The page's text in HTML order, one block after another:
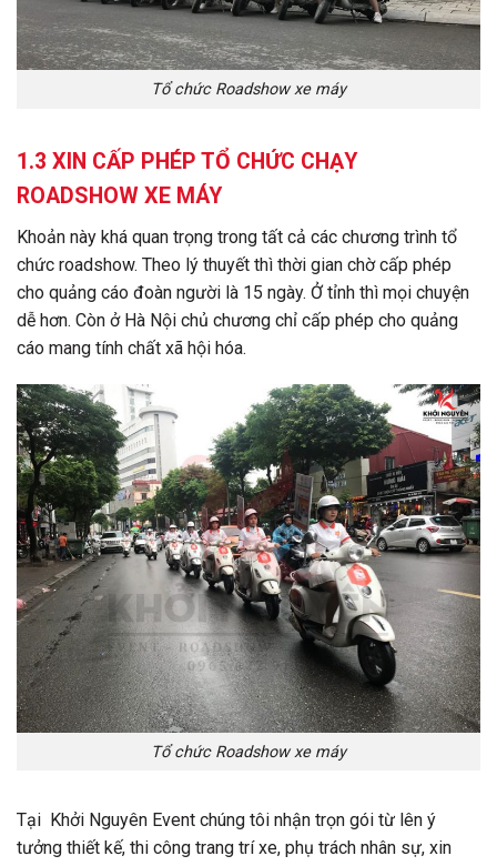
Tổ chức Roadshow xe máy
1.3 XIN CẤP PHÉP TỔ CHỨC CHẠY
ROADSHOW XE MÁY
Khoản này khá quan trọng trong tất cả các chương trình tổ
chức roadshow. Theo lý thuyết thì thời gian chờ cấp phép
cho quảng cáo đoàn người là 15 ngày. Ở tỉnh thì mọi chuyện
dễ hơn. Còn ở Hà Nội chủ chương chỉ cấp phép cho quảng
cáo mang tính chất xã hội hóa.
Tổ chức Roadshow xe máy
Tại Khởi Nguyên Event chúng tôi nhận trọn gói từ lên ý
tưởng thiết kế, thi công trang trí xe, phụ trách nhân sự, xin